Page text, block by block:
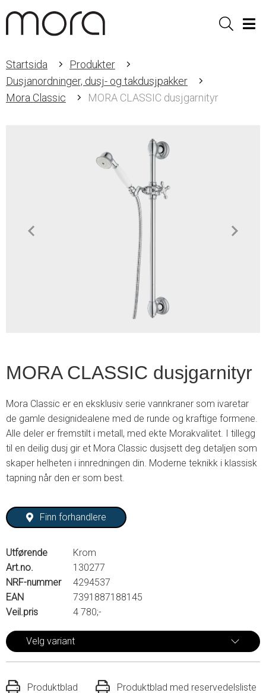
Sök
Startsida
Produkter
Dusjanordninger, dusj- og takdusjpakker
Mora Classic
MORA CLASSIC dusjgarnityr
MORA CLASSIC dusjgarnityr
Mora Classic er en eksklusiv serie vannkraner som ivaretar
de gamle designidealene med de runde og kraftige formene.
Alle deler er fremstilt i metall, med ekte Morakvalitet. I tillegg
til en deilig dusj gir et Mora Classic dusjsett deg detaljen som
skaper helheten i innredningen din. Moderne teknikk i klassisk
tapning når den er som best.
Finn forhandlere
Utførende
Krom
Art.no.
130277
NRF-nummer
4294537
EAN
7391887188145
Veil.pris
4 780;-
Velg variant
Produktblad Produktblad med reservedelsliste